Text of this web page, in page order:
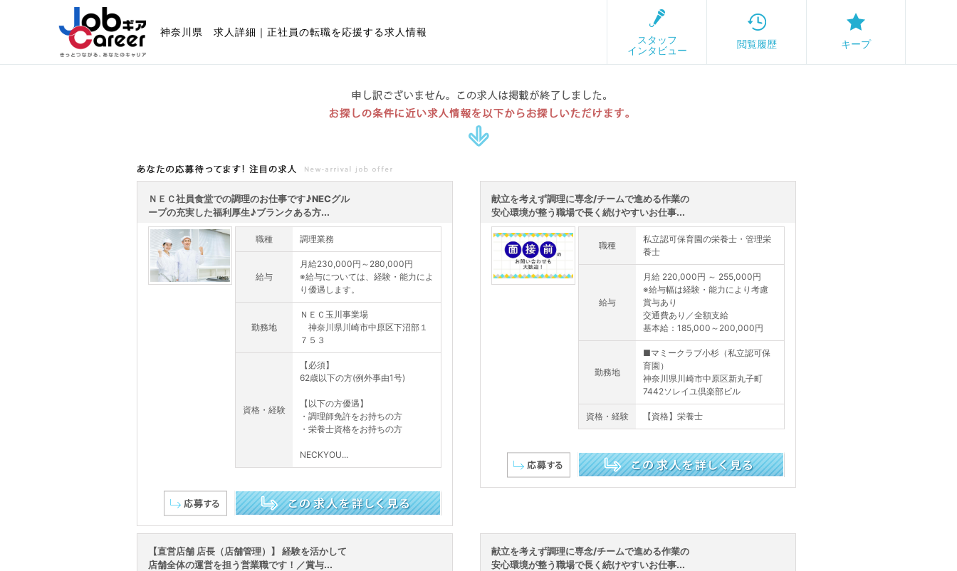
神奈川県 求人詳細｜正社員の転職を応援する求人情報
スタッフ
インタビュー
閲覧履歴 キープ
あなたの応募待ってます!注目の求人
ＮＥＣ社員食堂での調理のお仕事です♪NECグル
ープの充実した福利厚生♪ブランクある方...
職種 調理業務
給与
月給230,000円～280,000円
※給与については、経験・能力によ
り優遇します。
勤務地
ＮＥＣ玉川事業場
神奈川県川崎市中原区下沼部１
７５３
資格・経験
【必須】
62歳以下の方(例外事由1号)
【以下の方優遇】
・調理師免許をお持ちの方
・栄養士資格をお持ちの方
NECKYOU...
献立を考えず調理に専念/チームで進める作業の
安心環境が整う職場で長く続けやすいお仕事...
職種
私立認可保育園の栄養士・管理栄
養士
給与
月給 220,000円 ～ 255,000円
※給与幅は経験・能力により考慮
賞与あり
交通費あり／全額支給
基本給：185,000～200,000円
勤務地
■マミークラブ小杉（私立認可保
育園）
神奈川県川崎市中原区新丸子町
7442ソレイユ倶楽部ビル
資格・経験 【資格】栄養士
【直営店舗 店長（店舗管理）】 経験を活かして
店舗全体の運営を担う営業職です！／賞与...
献立を考えず調理に専念/チームで進める作業の
安心環境が整う職場で長く続けやすいお仕事...